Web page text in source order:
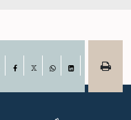
Facebook